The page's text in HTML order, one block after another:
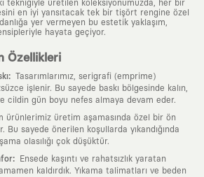
tekniğiyle üretilen koleksiyonumuzda, her bir
en iyi yansıtacak tek bir tişört rengine özel
yer vermeyen bu estetik yaklaşım,
hayata geçiyor.
Özellikleri
: Tasarımlarımız, serigrafi (emprime)
işlenir. Bu sayede baskı bölgesinde kalın,
cildin gün boyu nefes almaya devam eder.
ürünlerimiz üretim aşamasında özel bir ön
Bu sayede önerilen koşullarda yıkandığında
olasılığı çok düşüktür.
:
Ensede kaşıntı ve rahatsızlık yaratan
kaldırdık. Yıkama talimatları ve beden